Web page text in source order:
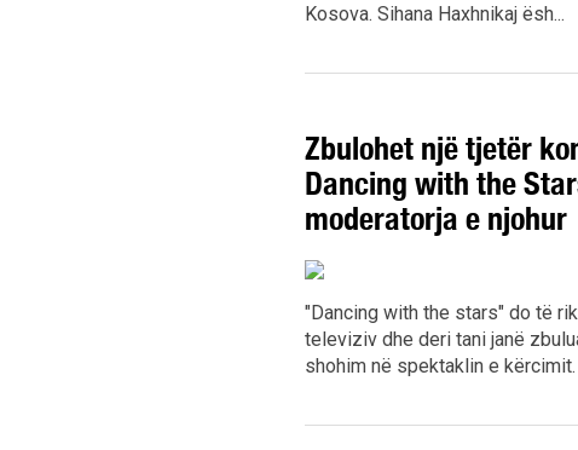
Kosova. Sihana Haxhnikaj ësh...
Zbulohet një tjetër
Dancing with the
moderatorja e njohur
"Dancing with the stars" do të
televiziv dhe deri tani janë
shohim në spektaklin e